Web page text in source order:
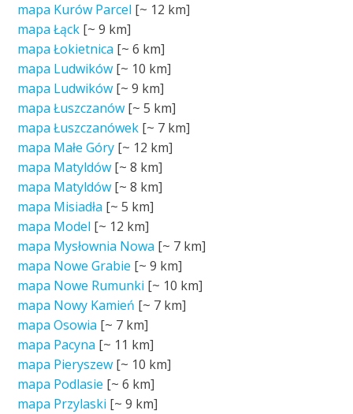
mapa Kurów Parcel [~ 12 km]
mapa Łąck [~9 km]
mapa Łokietnica [~6 km]
mapa Ludwików [~ 10 km]
mapa Ludwików [~9 km]
mapa Łuszczanów [~5 km]
mapa Łuszczanówek [~ 7 km]
mapa Małe Góry [~ 12 km]
mapa Matyldów [~8 km]
mapa Matyldów [~8 km]
mapa Misiadła [~5 km]
mapa Model [~ 12 km]
mapa Mysłownia Nowa [~ 7 km]
mapa Nowe Grabie [~9 km]
mapa Nowe Rumunki [~ 10 km]
mapa Nowy Kamień [~ 7 km]
mapa Osowia [~ 7 km]
mapa Pacyna [~ 11 km]
mapa Pieryszew [~ 10 km]
mapa Podlasie [~6 km]
mapa Przylaski [~9 km]